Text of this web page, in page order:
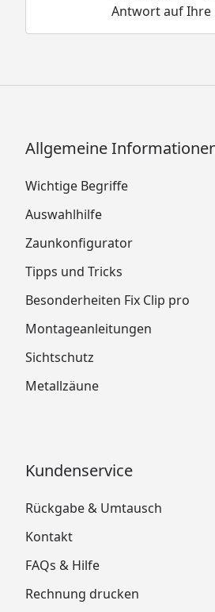
Antwort auf Ihre
Allgemeine
Wichtige Begriffe
Auswahlhilfe
Zaunkonfigurator
Tipps und Tricks
Besonderheiten Fix Clip pro
Montageanleitungen
Sichtschutz
Metallzäune
Kundenservice
Rückgabe & Umtausch
Kontakt
FAQs & Hilfe
Rechnung drucken